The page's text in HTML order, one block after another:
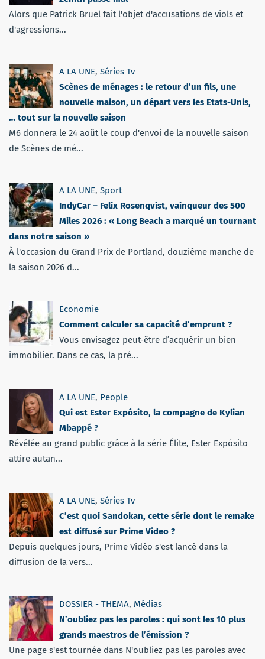
Alors que Patrick Bruel fait l'objet d'accusations de viols et
d'agressions...
A LA UNE, Séries Tv
Scènes de ménages : le retour d’un fils, une
nouvelle maison, un départ vers les Etats-Unis,
… tout sur la nouvelle saison
M6 donnera le 24 août le coup d'envoi de la nouvelle saison
de Scènes de mé...
A LA UNE, Sport
IndyCar – Felix Rosenqvist, vainqueur des 500
Miles 2026 : « Long Beach a marqué un tournant
dans notre saison »
À l'occasion du Grand Prix de Portland, douzième manche de
la saison 2026 d...
Economie
Comment calculer sa capacité d’emprunt ?
Vous envisagez peut-être d’acquérir un bien
immobilier. Dans ce cas, la pré...
A LA UNE, People
Qui est Ester Expósito, la compagne de Kylian
Mbappé ?
Révélée au grand public grâce à la série Élite, Ester Expósito
attire autan...
A LA UNE, Séries Tv
C’est quoi Sandokan, cette série dont le remake
est diffusé sur Prime Video ?
Depuis quelques jours, Prime Vidéo s'est lancé dans la
diffusion de la vers...
DOSSIER - THEMA, Médias
N’oubliez pas les paroles : qui sont les 10 plus
grands maestros de l’émission ?
Une page s'est tournée dans N'oubliez pas les paroles avec